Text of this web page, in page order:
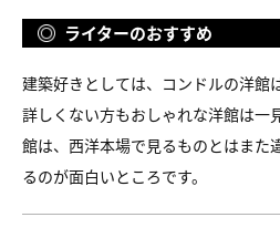
ライターのおすすめ
建築好きとしては、コンドルの洋館
詳しくない方もおしゃれな洋館は一
館は、西洋本場で見るものとはまた
るのが面白いところです。